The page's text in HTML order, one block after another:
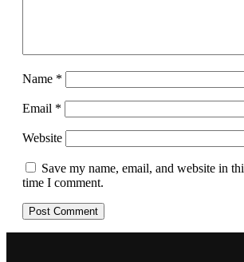
Name *
Email *
Website
Save my name, email, and website in
time I comment.